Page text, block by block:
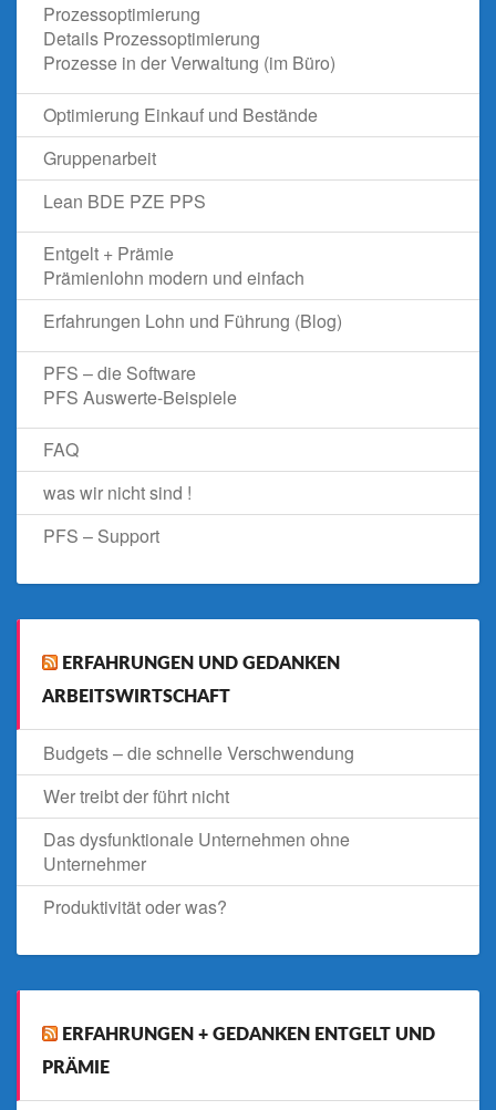
Prozessoptimierung
Details Prozessoptimierung
Prozesse in der Verwaltung (im Büro)
Optimierung Einkauf und Bestände
Gruppenarbeit
Lean BDE PZE PPS
Entgelt + Prämie
Prämienlohn modern und einfach
Erfahrungen Lohn und Führung (Blog)
PFS – die Software
PFS Auswerte-Beispiele
FAQ
was wir nicht sind !
PFS – Support
ERFAHRUNGEN UND GEDANKEN
ARBEITSWIRTSCHAFT
Budgets – die schnelle Verschwendung
Wer treibt der führt nicht
Das dysfunktionale Unternehmen ohne
Unternehmer
Produktivität oder was?
ERFAHRUNGEN + GEDANKEN ENTGELT UND
PRÄMIE